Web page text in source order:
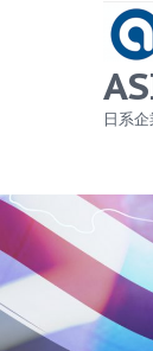
日系